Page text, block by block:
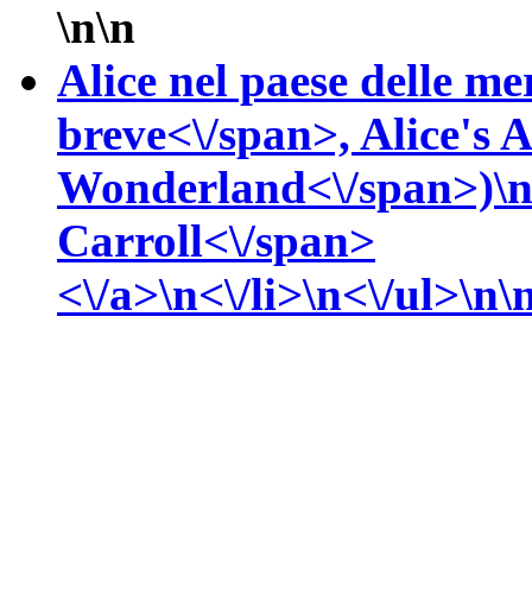
\n\n
Alice nel paese delle
breve<\/span>, Alice's
Wonderland<\/
Carroll<\/span>
<\/a>\n<\/li>\n<\/